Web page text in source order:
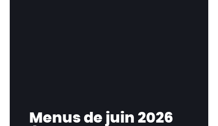
Menus de juin 2026